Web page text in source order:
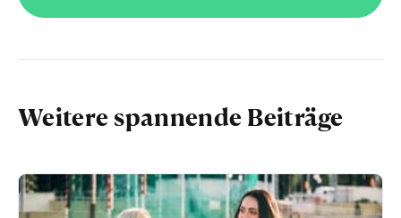
Weitere spannende Beiträge